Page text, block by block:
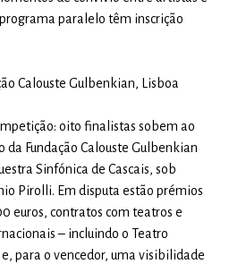
paralelo têm inscrição
Calouste Gulbenkian, Lisboa
oito finalistas sobem ao
da Fundação Calouste Gulbenkian
Sinfónica de Cascais, sob
Pirolli. Em disputa estão prémios
euros, contratos com teatros e
– incluindo o Teatro
para o vencedor, uma visibilidade